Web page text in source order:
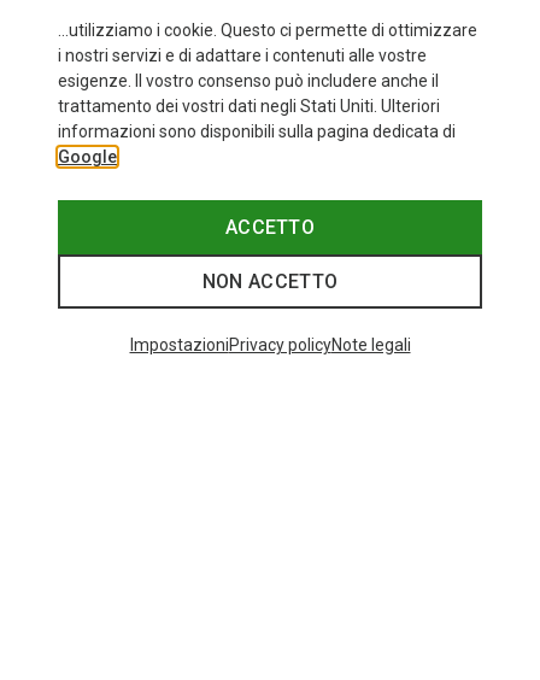
...utilizziamo i cookie. Questo ci permette di ottimizzare
i nostri servizi e di adattare i contenuti alle vostre
esigenze. Il vostro consenso può includere anche il
trattamento dei vostri dati negli Stati Uniti. Ulteriori
informazioni sono disponibili sulla pagina dedicata di
Google
ACCETTO
NON ACCETTO
ImpostazioniPrivacy policyNote legali